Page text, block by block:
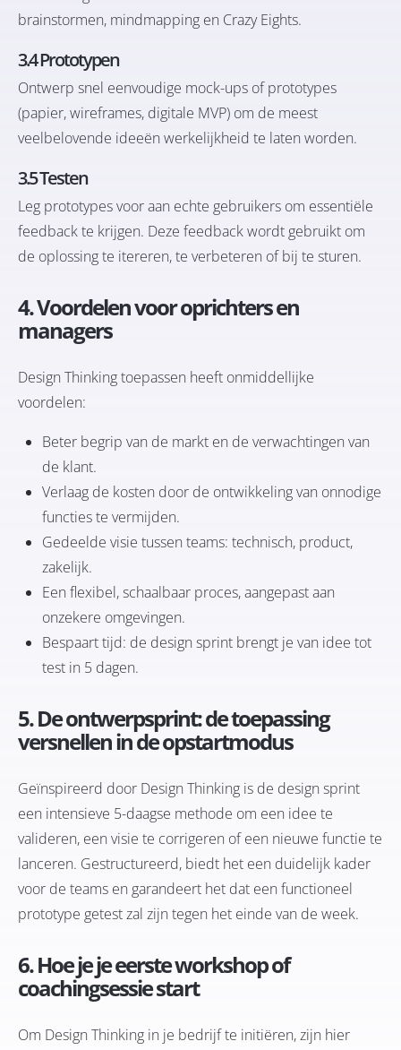
brainstormen, mindmapping en Crazy Eights.
3.4 Prototypen
Ontwerp snel eenvoudige mock-ups of prototypes
(papier, wireframes, digitale MVP) om de meest
veelbelovende ideeën werkelijkheid te laten worden.
3.5 Testen
Leg prototypes voor aan echte gebruikers om essentiële
feedback te krijgen. Deze feedback wordt gebruikt om
de oplossing te itereren, te verbeteren of bij te sturen.
4. Voordelen voor oprichters en
managers
Design Thinking toepassen heeft onmiddellijke
voordelen:
Beter begrip van de markt en de verwachtingen van
de klant.
Verlaag de kosten door de ontwikkeling van onnodige
functies te vermijden.
Gedeelde visie tussen teams: technisch, product,
zakelijk.
Een flexibel, schaalbaar proces, aangepast aan
onzekere omgevingen.
Bespaart tijd: de design sprint brengt je van idee tot
test in 5 dagen.
5. De ontwerpsprint: de toepassing
versnellen in de opstartmodus
Geïnspireerd door Design Thinking is de design sprint
een intensieve 5-daagse methode om een idee te
valideren, een visie te corrigeren of een nieuwe functie te
lanceren. Gestructureerd, biedt het een duidelijk kader
voor de teams en garandeert het dat een functioneel
prototype getest zal zijn tegen het einde van de week.
6. Hoe je je eerste workshop of
coachingsessie start
Om Design Thinking in je bedrijf te initiëren, zijn hier